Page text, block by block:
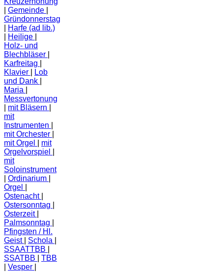
Gemeinde
Gründonnerstag
Harfe (ad lib.)
Heilige
Holz- und
Blechbläser
Karfreitag
Klavier
Lob
und Dank
Maria
Messvertonung
mit Bläsern
mit
Instrumenten
mit Orchester
mit Orgel
mit
Orgelvorspiel
mit
Soloinstrument
Ordinarium
Orgel
Ostenacht
Ostersonntag
Osterzeit
Palmsonntag
Pfingsten / Hl.
Geist
Schola
SSAATTBB
SSATBB
TBB
Vesper